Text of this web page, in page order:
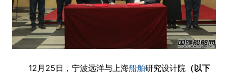
12月25日，宁波远洋与上海船舶研究设计院 （以下